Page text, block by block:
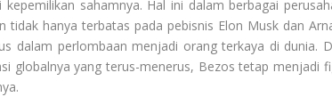
sahamnya. Hal ini dalam berbagai
tidak hanya terbatas pada pebisnis Elon Musk dan
dalam perlombaan menjadi orang terkaya di dunia.
globalnya yang terus-menerus, Bezos tetap menjadi